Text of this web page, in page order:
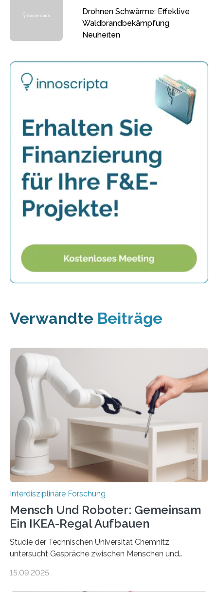
Drohnen Schwärme: Effektive
Waldbrandbekämpfung
Neuheiten
Verwandte Beiträge
Interdisziplinäre Forschung
Mensch Und Roboter: Gemeinsam
Ein IKEA-Regal Aufbauen
Studie der Technischen Universität Chemnitz
untersucht Gespräche zwischen Menschen und
Podcast. Bereits jetzt arbeiten Menschen eng mit
15.09.2025